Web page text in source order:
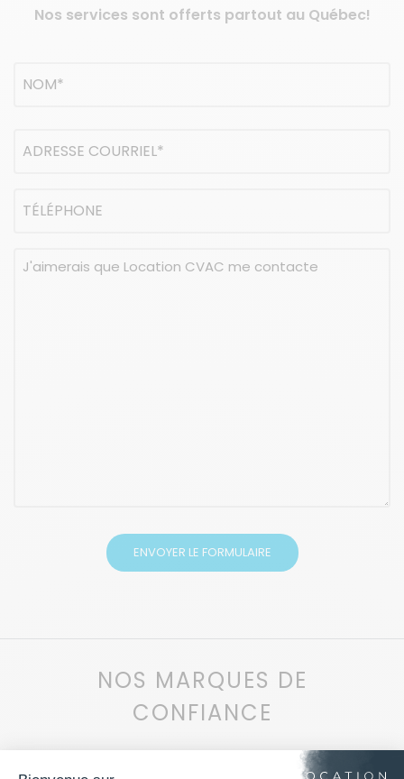
Nos services sont offerts partout au Québec!
(Nécessaire)
courriel
Téléphone
Message
NOS MARQUES DE
CONFIANCE